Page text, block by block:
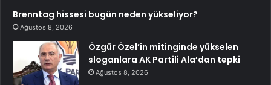
Brenntag hissesi bugün neden yükseliyor?
Ağustos 8, 2026
Özgür Özel’in mitinginde yükselen
sloganlara AK Partili Ala’dan tepki
Ağustos 8, 2026